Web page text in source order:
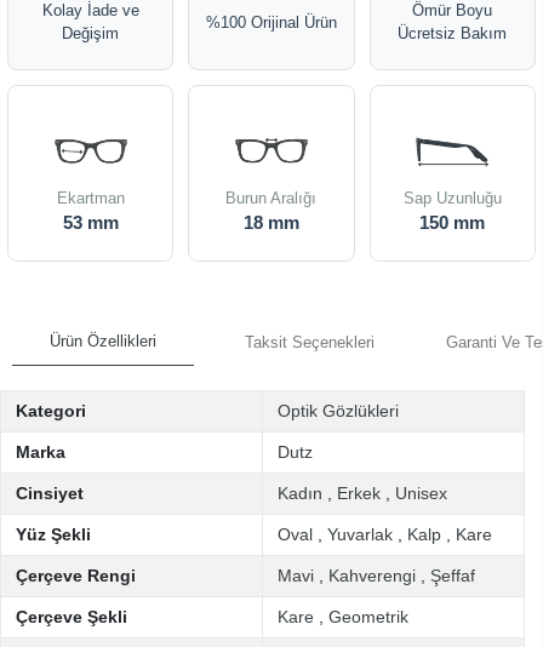
Kolay İade ve
Değişim
%100 Orijinal Ürün
Ömür Boyu
Ücretsiz Bakım
Ekartman
53 mm
Burun Aralığı
18 mm
Sap Uzunluğu
150 mm
Ürün Özellikleri Taksit Seçenekleri Garanti Ve
Kategori Optik Gözlükleri
Marka Dutz
Cinsiyet Kadın Erkek Unisex
Yüz Şekli Oval Yuvarlak Kalp Kare
Çerçeve Rengi Mavi Kahverengi Şeffaf
Çerçeve Şekli Kare Geometrik